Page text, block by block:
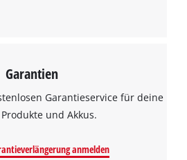
Garantien
Garantieservice für deine
und Akkus.
anmelden